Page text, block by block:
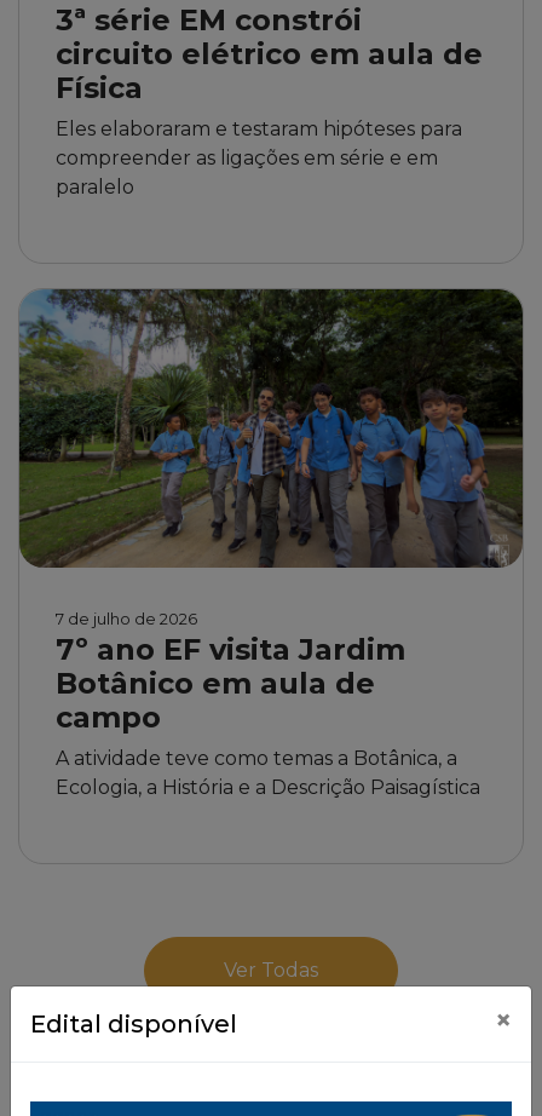
3ª série EM constrói
circuito elétrico em aula de
Física
Eles elaboraram e testaram hipóteses para
compreender as ligações em série e em
paralelo
7 de julho de 2026
7º ano EF visita Jardim
Botânico em aula de
campo
A atividade teve como temas a Botânica, a
Ecologia, a História e a Descrição Paisagística
Ver Todas
Edital disponível ×